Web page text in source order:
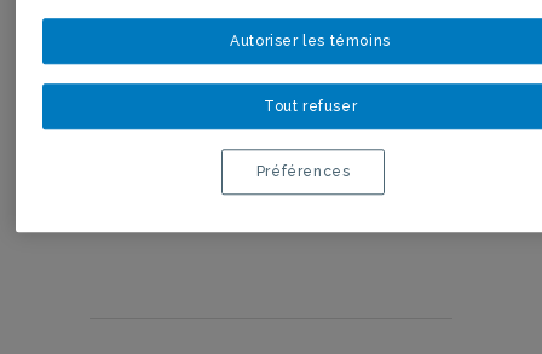
Membres étudiantesTout refuser
Autoriser les témoins
Préférences